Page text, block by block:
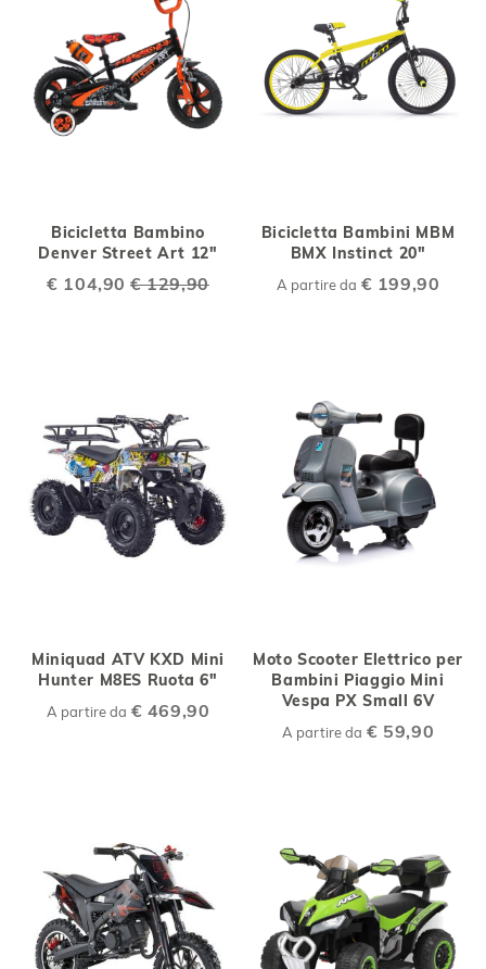
Bicicletta Bambino
Denver Street Art 12"
Special
€ 104,90 € 129,90
Bicicletta Bambini MBM
BMX Instinct 20"
A partire da € 199,90
Miniquad ATV KXD Mini
Hunter M8ES Ruota 6"
A partire da € 469,90
Moto Scooter Elettrico per
Bambini Piaggio Mini
Vespa PX Small 6V
A partire da € 59,90